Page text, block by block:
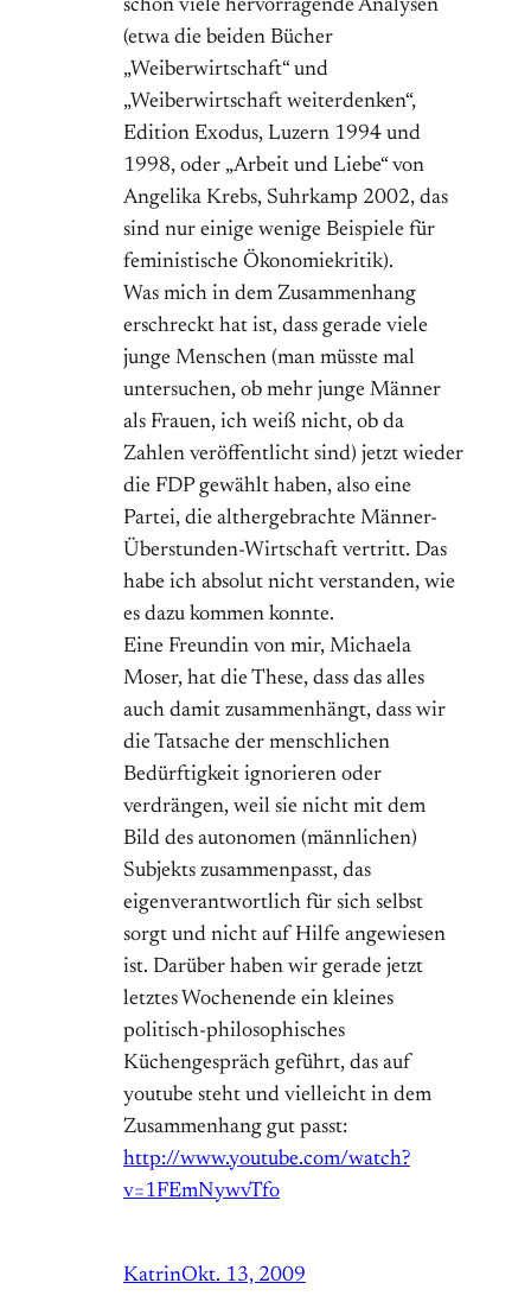
schon viele hervorragende Analysen
(etwa die beiden Bücher
„Weiberwirtschaft“ und
„Weiberwirtschaft weiterdenken“,
Edition Exodus, Luzern 1994 und
1998, oder „Arbeit und Liebe“ von
Angelika Krebs, Suhrkamp 2002, das
sind nur einige wenige Beispiele für
feministische Ökonomiekritik).
Was mich in dem Zusammenhang
erschreckt hat ist, dass gerade viele
junge Menschen (man müsste mal
untersuchen, ob mehr junge Männer
als Frauen, ich weiß nicht, ob da
Zahlen veröffentlicht sind) jetzt wieder
die FDP gewählt haben, also eine
Partei, die althergebrachte Männer-
Überstunden-Wirtschaft vertritt. Das
habe ich absolut nicht verstanden, wie
es dazu kommen konnte.
Eine Freundin von mir, Michaela
Moser, hat die These, dass das alles
auch damit zusammenhängt, dass wir
die Tatsache der menschlichen
Bedürftigkeit ignorieren oder
verdrängen, weil sie nicht mit dem
Bild des autonomen (männlichen)
Subjekts zusammenpasst, das
eigenverantwortlich für sich selbst
sorgt und nicht auf Hilfe angewiesen
ist. Darüber haben wir gerade jetzt
letztes Wochenende ein kleines
politisch-philosophisches
Küchengespräch geführt, das auf
youtube steht und vielleicht in dem
Zusammenhang gut passt:
http://www.youtube.com/watch?
v=1FEmNywvTfo
KatrinOkt. 13, 2009